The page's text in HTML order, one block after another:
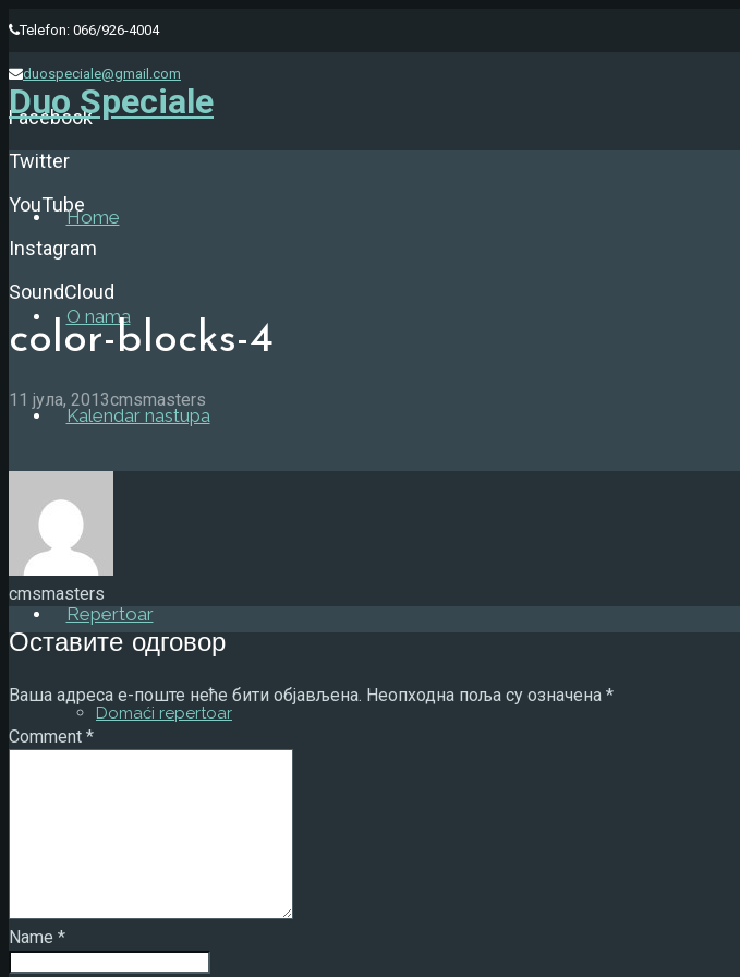
Telefon: 066/926-4004
duospeciale@gmail.com
Facebook
Twitter
YouTube
Instagram
SoundCloud
Duo Speciale
Home
O nama
Kalendar nastupa
Trio
Repertoar
Domaći repertoar
color-blocks-4
11 јула, 2013cmsmasters
cmsmasters
Оставите одговор
Ваша адреса е-поште неће бити објављена. Неопходна поља су означена *
Comment *
Name *